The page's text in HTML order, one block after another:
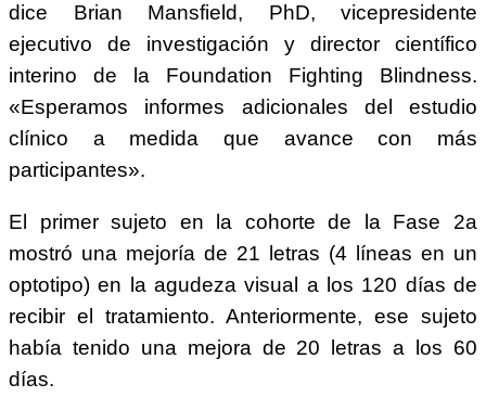
dice Brian Mansfield, PhD, vicepresidente
ejecutivo de investigación y director científico
interino de la Foundation Fighting Blindness.
«Esperamos informes adicionales del estudio
clínico a medida que avance con más
participantes».
El primer sujeto en la cohorte de la Fase 2a
mostró una mejoría de 21 letras (4 líneas en un
optotipo) en la agudeza visual a los 120 días de
recibir el tratamiento. Anteriormente, ese sujeto
había tenido una mejora de 20 letras a los 60
días.